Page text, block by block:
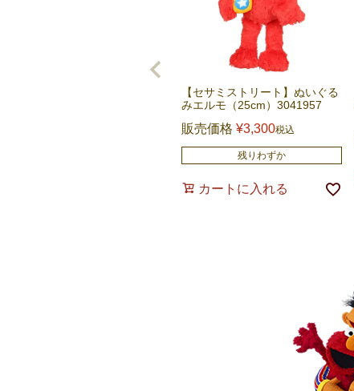
【セサミストリート】ぬいぐる
みエルモ（25cm）3041957
販売価格 ¥3,300税込
残りわずか
カートに入れる